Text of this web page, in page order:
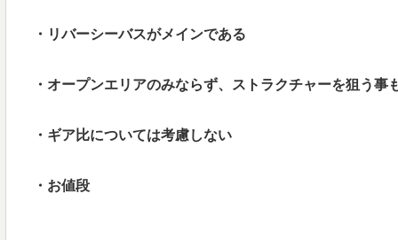
・リバーシーバスがメインである
・オープンエリアのみならず、ストラクチャーを狙う事
・ギア比については考慮しない
・お値段